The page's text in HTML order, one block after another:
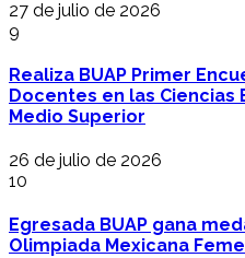
27 de julio de 2026
9
Realiza BUAP Primer
Docentes en las
Medio Superior
26 de julio de 2026
10
Egresada BUAP gana
Olimpiada Mexicana